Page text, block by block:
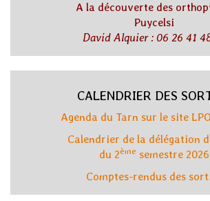
A la découverte des
Puycelsi
David Alquier : 06 26 41
CALENDRIER DES
Agenda du Tarn sur le site
Calendrier de la délégation
du 2ème semestre 2026
Comptes-rendus des